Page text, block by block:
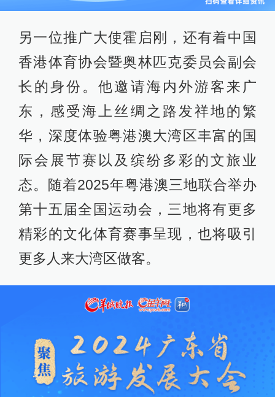
另一位推广大使霍启刚，还有着中国
香港体育协会暨奥林匹克委员会副会
长的身份。他邀请海内外游客来广
东，感受海上丝绸之路发祥地的繁
华，深度体验粤港澳大湾区丰富的国
际会展节赛以及缤纷多彩的文旅业
态。随着2025年粤港澳三地联合举办
第十五届全国运动会，三地将有更多
精彩的文化体育赛事呈现，也将吸引
更多人来大湾区做客。